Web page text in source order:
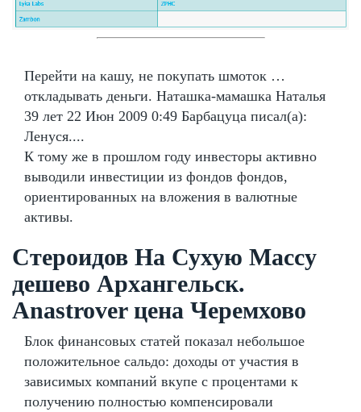
Перейти на кашу, не покупать шмоток …
откладывать деньги. Наташка-мамашка Наталья
39 лет 22 Июн 2009 0:49 Барбацуца писал(а):
Ленуся....
К тому же в прошлом году инвесторы активно
выводили инвестиции из фондов фондов,
ориентированных на вложения в валютные
активы.
Стероидов На Сухую Массу
дешево Архангельск.
Anastrover цена Черемхово
Блок финансовых статей показал небольшое
положительное сальдо: доходы от участия в
зависимых компаний вкупе с процентами к
получению полностью компенсировали